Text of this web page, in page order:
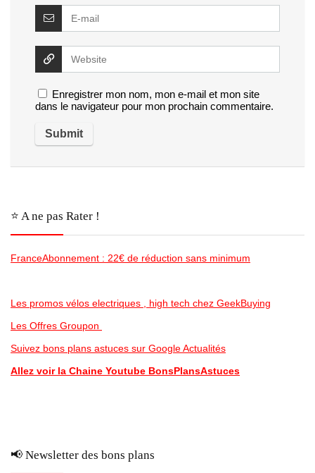
Enregistrer mon nom, mon e-mail et mon site
dans le navigateur pour mon prochain commentaire.
⭐️ A ne pas Rater !
FranceAbonnement : 22€ de réduction sans minimum
Les promos vélos electriques , high tech chez GeekBuying
Les Offres Groupon
Suivez bons plans astuces sur Google Actualités
Allez voir la Chaine Youtube BonsPlansAstuces
📢 Newsletter des bons plans